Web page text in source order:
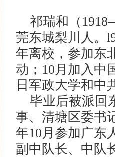
祁瑞和（
莞东城梨川人。
年离校，参加东
动；10月加入中
日军政大学和中
毕业后被派回
事、清塘区委书
年10月参加广东
副中队长、中队